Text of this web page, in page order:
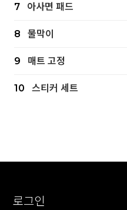
7 아사면 패드
8 물막이
9 매트 고정
10 스티커 세트
로그인